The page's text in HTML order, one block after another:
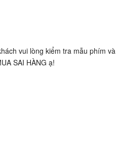
vui lòng kiểm tra mẫu phím và
SAI HÀNG ạ!